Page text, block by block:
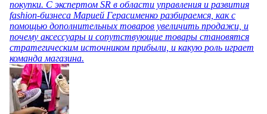
покупки. С экспертом SR в области управления и развития
fashion-бизнеса Марией Герасименко разбираемся, как с
помощью дополнительных товаров увеличить продажи, и
почему аксессуары и сопутствующие товары становятся
стратегическим источником прибыли, и какую роль играет
команда магазина.